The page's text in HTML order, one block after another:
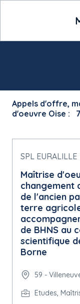
Appels d'offre,
d'oeuvre Oise :
7
SPL EURALILLE
Maîtrise
changement
de l'ancien
terre
de BHNS au
scientifique
Borne
59 -
Etudes,